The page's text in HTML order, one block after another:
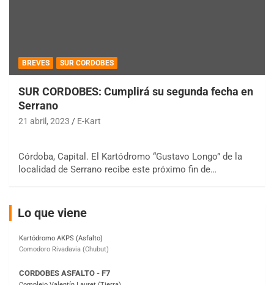
BREVES SUR CORDOBES
SUR CORDOBES: Cumplirá su segunda fecha en
Serrano
21 abril, 2023 E-Kart
Córdoba, Capital. El Kartódromo “Gustavo Longo” de la
localidad de Serrano recibe este próximo fin de…
Lo que viene
15/16/17-AGO
APAK - F6
Ciudad de Zárate (Asfalto)
Zárate (Buenos Aires)
PROKART METROPOLITANO - F1
Rubén Luis Di Palma (Asfalto)
Ciudad Evita (Buenos Aires)
Kartódromo AKPS (Asfalto)
Comodoro Rivadavia (Chubut)
CORDOBES ASFALTO - F7
Complejo Valentín Lauret (Tierra)